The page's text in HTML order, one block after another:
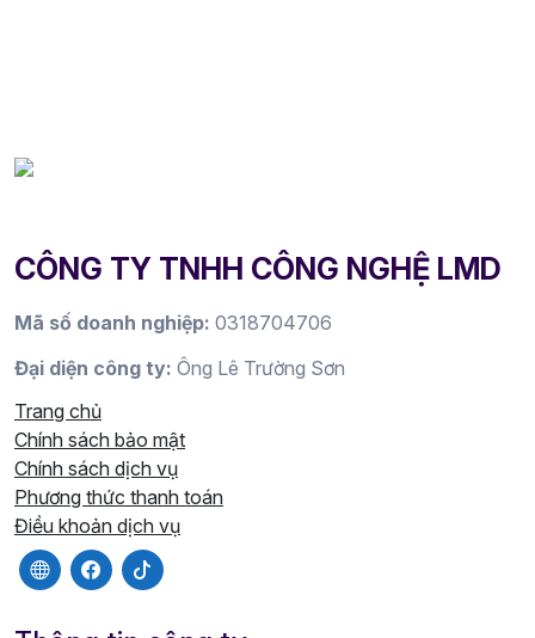
CÔNG TY TNHH CÔNG NGHỆ LMD
Mã số doanh nghiệp: 0318704706
Đại diện công ty: Ông Lê Trường Sơn
Trang chủ
Chính sách bảo mật
Chính sách dịch vụ
Phương thức thanh toán
Điều khoản dịch vụ